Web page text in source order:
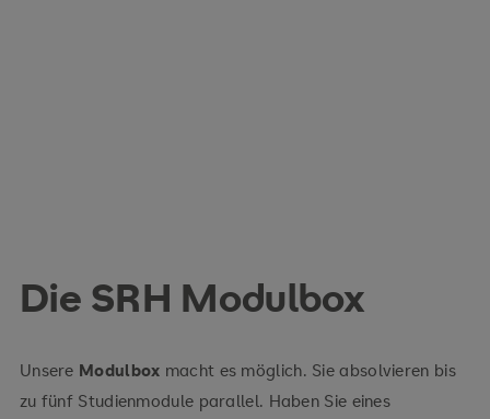
Die SRH Modulbox
Unsere Modulbox macht es möglich. Sie absolvieren bis
zu fünf Studienmodule parallel. Haben Sie eines